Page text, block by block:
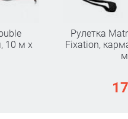
10 м х
Рулетка
Fixation,